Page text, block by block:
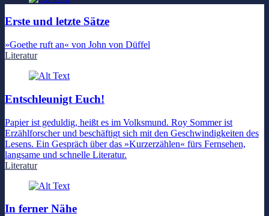
Erste und letzte Sätze
»Goethe ruft an« von John von Düffel
Literatur
Entschleunigt Euch!
Papier ist geduldig, heißt es im Volksmund. Roy Sommer ist
Erzählforscher und beschäftigt sich mit den Geschwindigkeiten des
Lesens. Ein Gespräch über das »Kurzerzählen« fürs Fernsehen,
langsame und schnelle Literatur.
Literatur
In ferner Nähe